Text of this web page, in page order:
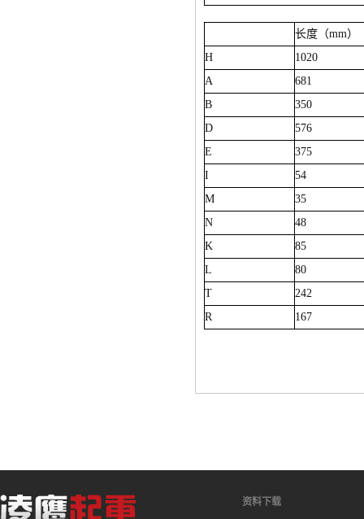
长度（mm）
H
1020
A
681
B
350
D
576
E
375
I
54
M
35
N
48
K
85
L
80
T
242
R
167
资料下载